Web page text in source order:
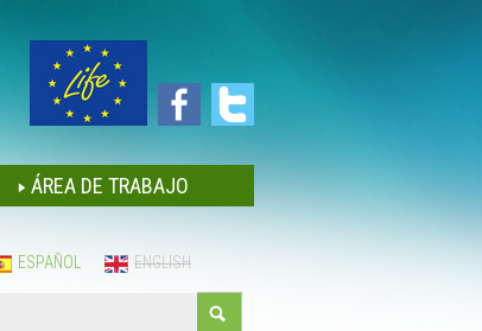
ÁREA DE TRABAJO
ESPAÑOL ENGLISH